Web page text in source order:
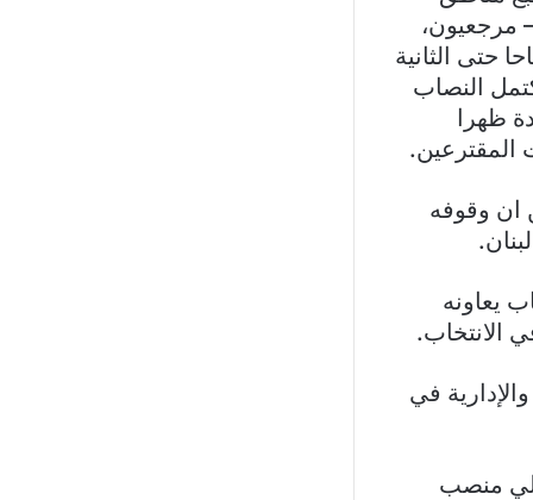
مرجعيون،
حتى الثانية
النصاب
ظهرا
المقترعين.
ان وقوفه
يعاونه
الانتخاب.
في
منصب